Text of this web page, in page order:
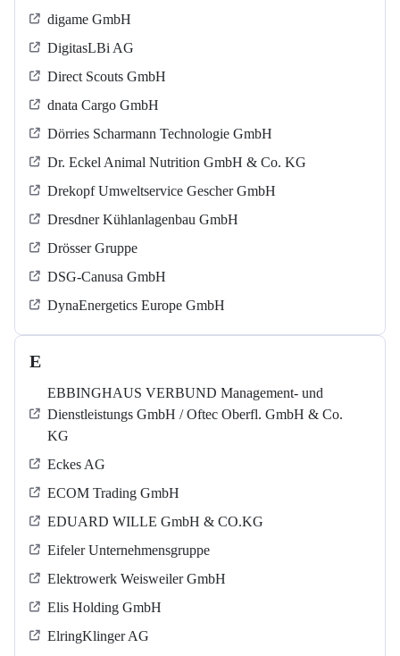
digame GmbH
DigitasLBi AG
Direct Scouts GmbH
dnata Cargo GmbH
Dörries Scharmann Technologie GmbH
Dr. Eckel Animal Nutrition GmbH & Co. KG
Drekopf Umweltservice Gescher GmbH
Dresdner Kühlanlagenbau GmbH
Drösser Gruppe
DSG-Canusa GmbH
DynaEnergetics Europe GmbH
E
EBBINGHAUS VERBUND Management- und
Dienstleistungs GmbH / Oftec Oberfl. GmbH & Co.
KG
Eckes AG
ECOM Trading GmbH
EDUARD WILLE GmbH & CO.KG
Eifeler Unternehmensgruppe
Elektrowerk Weisweiler GmbH
Elis Holding GmbH
ElringKlinger AG